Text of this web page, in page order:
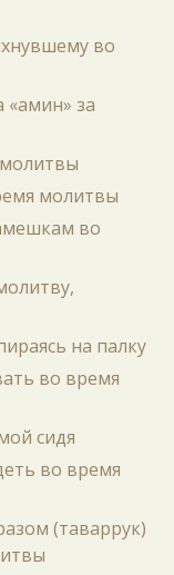
во
«амин» за
молитвы
во
на палку
во время
сидя
во время
(таваррук)